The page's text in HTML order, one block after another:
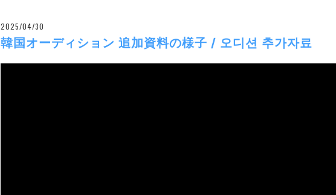
2025/04/30
韓国オーディション 追加資料の様子 / 오디션 추가자료